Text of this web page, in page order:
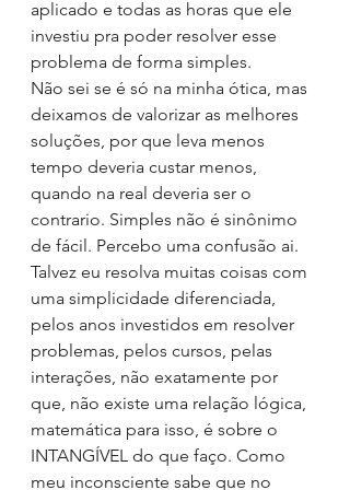
aplicado e todas as horas que ele
investiu pra poder resolver esse
problema de forma simples.
Não sei se é só na minha ótica, mas
deixamos de valorizar as melhores
soluções, por que leva menos
tempo deveria custar menos,
quando na real deveria ser o
contrario. Simples não é sinônimo
de fácil. Percebo uma confusão ai.
Talvez eu resolva muitas coisas com
uma simplicidade diferenciada,
pelos anos investidos em resolver
problemas, pelos cursos, pelas
interações, não exatamente por
que, não existe uma relação lógica,
matemática para isso, é sobre o
INTANGÍVEL do que faço. Como
meu inconsciente sabe que no